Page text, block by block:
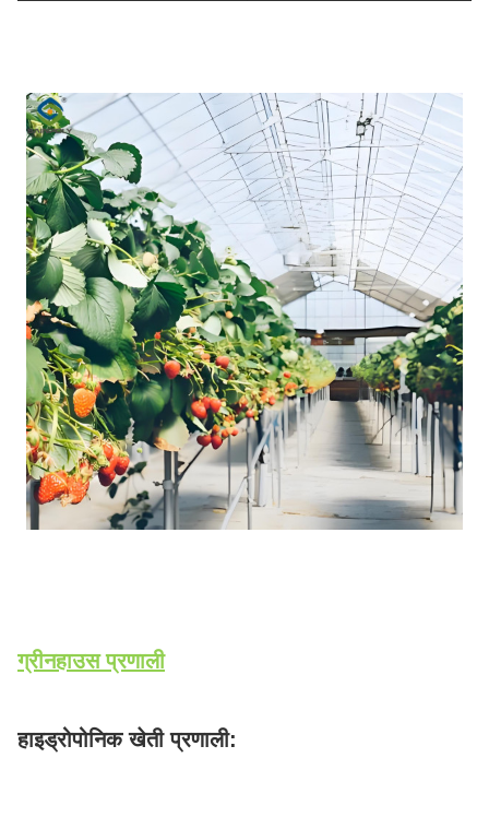
ग्रीनहाउस प्रणाली
हाइड्रोपोनिक खेती प्रणाली: